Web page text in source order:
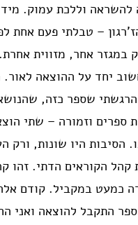
להשראה וללכת עמוק.
– טבלתי פעם אחת
במגזר אחר, מזווית
יחד על ההוצאה לאור.
שספר כזה,
ספרים וזמורה – שתי
הסיבות היו שונות,
הקוראים הדתי. זהו
כמעט במקביל. קודם
התקבל להוצאה ואני